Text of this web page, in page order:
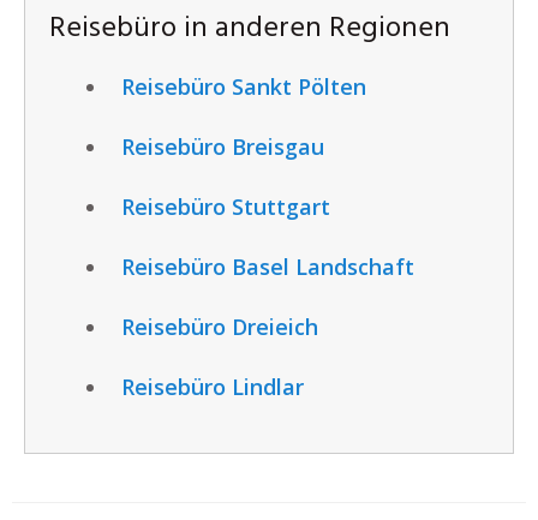
Reisebüro in anderen Regionen
Reisebüro Sankt Pölten
Reisebüro Breisgau
Reisebüro Stuttgart
Reisebüro Basel Landschaft
Reisebüro Dreieich
Reisebüro Lindlar